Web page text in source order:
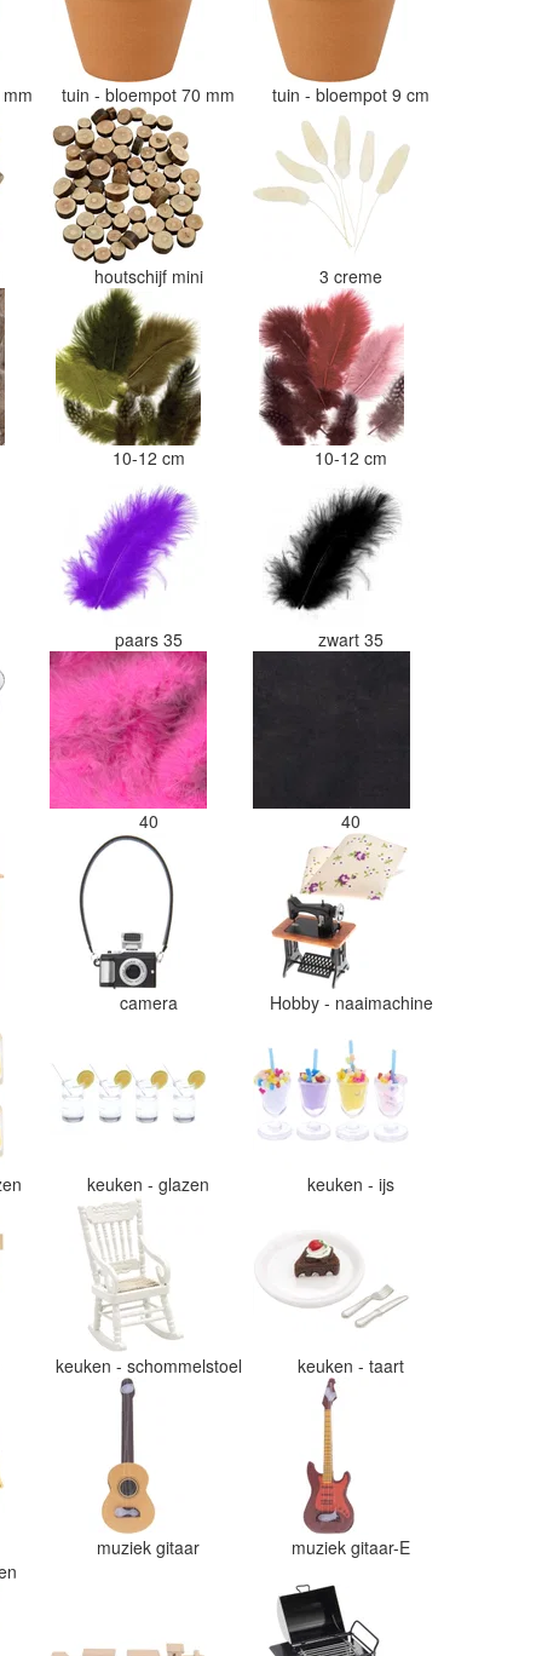
tuin - bloempot 70 mm tuin - bloempot 9 cm
houtschijf mini 3 creme
10-12 cm 10-12 cm
paars 35 zwart 35
40 40
camera Hobby - naaimachine
keuken - glazen keuken - ijs
keuken - schommelstoel keuken - taart
muziek gitaar muziek gitaar-E